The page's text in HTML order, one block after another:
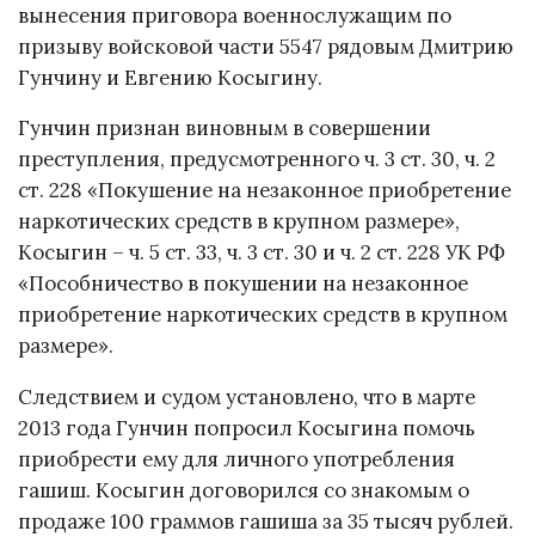
вынесения приговора военнослужащим по
призыву войсковой части 5547 рядовым Дмитрию
Гунчину и Евгению Косыгину.
Гунчин признан виновным в совершении
преступления, предусмотренного ч. 3 ст. 30, ч. 2
ст. 228 «Покушение на незаконное приобретение
наркотических средств в крупном размере»,
Косыгин – ч. 5 ст. 33, ч. 3 ст. 30 и ч. 2 ст. 228 УК РФ
«Пособничество в покушении на незаконное
приобретение наркотических средств в крупном
размере».
Следствием и судом установлено, что в марте
2013 года Гунчин попросил Косыгина помочь
приобрести ему для личного употребления
гашиш. Косыгин договорился со знакомым о
продаже 100 граммов гашиша за 35 тысяч рублей.